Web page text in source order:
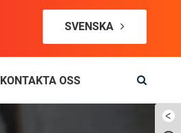
SVENSKA
KONTAKTA OSS